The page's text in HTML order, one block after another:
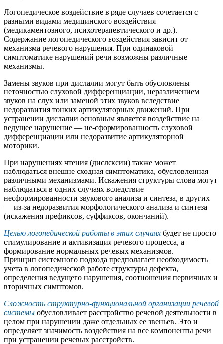
Логопедическое воздействие в ряде случаев сочетается с
разными видами медицинского воздействия
(медикаментозного, психотерапевтического и др.).
Содержание логопедического воздействия зависит от
механизма речевого нарушения. При одинаковой
симптоматике нарушений речи возможны различные
механизмы.
Замены звуков при дислалии могут быть обусловлены
неточностью слуховой дифференциации, неразличением
звуков на слух или заменой этих звуков вследствие
недоразвития тонких артикуляторных движений. При
устранении дислалии основным является воздействие на
ведущее нарушение — не-сформированность слуховой
дифференциации или недоразвитие артикуляторной
моторики.
При нарушениях чтения (дислексии) также может
наблюдаться внешне сходная симптоматика, обусловленная
различными механизмами. Искажения структуры слова могут
наблюдаться в одних случаях вследствие
несформированности звукового анализа и синтеза, в других
— из-за недоразвития морфологического анализа и синтеза
(искажения префиксов, суффиксов, окончаний).
Целью логопедической работы в этих случаях будет не просто
стимулирование и активизация речевого процесса, а
формирование нормальных речевых механизмов.
Принцип системного подхода предполагает необходимость
учета в логопедической работе структуры дефекта,
определения ведущего нарушения, соотношения первичных и
вторичных симптомов.
Сложность структурно-функциональной организации речевой
системы обусловливает расстройство речевой деятельности в
целом при нарушении даже отдельных ее звеньев. Это и
определяет значимость воздействия на все компоненты речи
при устранении речевых расстройств.